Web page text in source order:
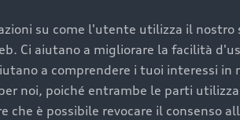
la tua nuova Audi, entro la data di
attivare il Piano Premium Care.
previsti, personalizzati
auto.
su come l'utente utilizza il nostro
Ci aiutano a migliorare la facilità
a comprendere i tuoi interessi in
noi, poiché entrambe le parti
è possibile revocare il consenso